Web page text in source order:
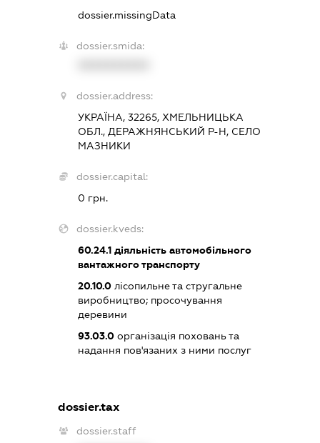
dossier.missingData
dossier.smida:
dossier.address:
УКРАЇНА, 32265, ХМЕЛЬНИЦЬКА
ОБЛ., ДЕРАЖНЯНСЬКИЙ Р-Н, СЕЛО
МАЗНИКИ
dossier.capital:
0 грн.
dossier.kveds:
60.24.1діяльність автомобільного
вантажного транспорту
20.10.0лісопильне та стругальне
виробництво; просочування
деревини
93.03.0організація поховань та
надання пов'язаних з ними послуг
dossier.tax
dossier.staff